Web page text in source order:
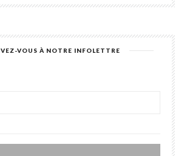
VOUS À NOTRE INFOLETTRE